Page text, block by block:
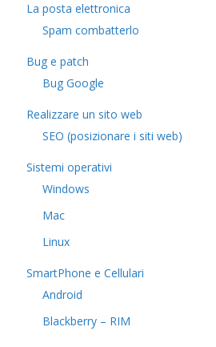
La posta elettronica
Spam combatterlo
Bug e patch
Bug Google
Realizzare un sito web
SEO (posizionare i siti web)
Sistemi operativi
Windows
Mac
Linux
SmartPhone e Cellulari
Android
Blackberry – RIM